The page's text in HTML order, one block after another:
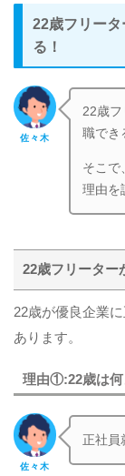
22歳フリー
る！
佐々木
22歳
職でき
そこで
理由を
22歳フリーター
22歳が優良企業
あります。
理由①:22歳は何
佐々木
正社員